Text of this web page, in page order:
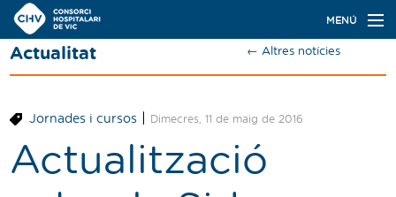
Navegació
principal
MENÚ
Actualitat
Oferta de places
Actualitat ← Altres notícies
Jornades i cursos| Dimecres, 11 de maig de 2016
Actualització